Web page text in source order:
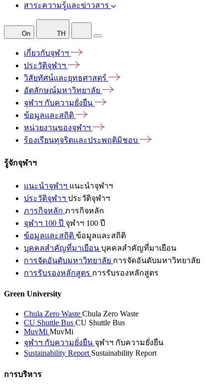
สาระความรู้และข่าวสาร
On TH
เกี่ยวกับจุฬาฯ
ประวัติจุฬาฯ
วิสัยทัศน์และยุทธศาสตร์
อัตลักษณ์มหาวิทยาลัย
จุฬาฯ กับความยั่งยืน
ข้อมูลและสถิติ
หน่วยงานของจุฬาฯ
ร้องเรียนทุจริตและประพฤติมิชอบ
รู้จักจุฬาฯ
แนะนำจุฬาฯ แนะนำจุฬาฯ
ประวัติจุฬาฯ ประวัติจุฬาฯ
ภารกิจหลัก ภารกิจหลัก
จุฬาฯ 100 ปี จุฬาฯ 100 ปี
ข้อมูลและสถิติ ข้อมูลและสถิติ
บุคคลสำคัญที่มาเยือน บุคคลสำคัญที่มาเยือน
การจัดอันดับมหาวิทยาลัย การจัดอันดับมหาวิทยาลัย
การรับรองหลักสูตร การรับรองหลักสูตร
Green University
Chula Zero Waste Chula Zero Waste
CU Shuttle Bus CU Shuttle Bus
MuvMi MuvMi
จุฬาฯ กับความยั่งยืน จุฬาฯ กับความยั่งยืน
Sustainability Report Sustainability Report
การบริหาร